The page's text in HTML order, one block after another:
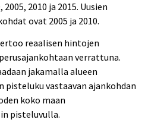
2010 ja 2015. Uusien
ovat 2005 ja 2010.
reaalisen hintojen
verrattuna.
jakamalla alueen
vastaavan ajankohdan
koko maan
pisteluvulla.